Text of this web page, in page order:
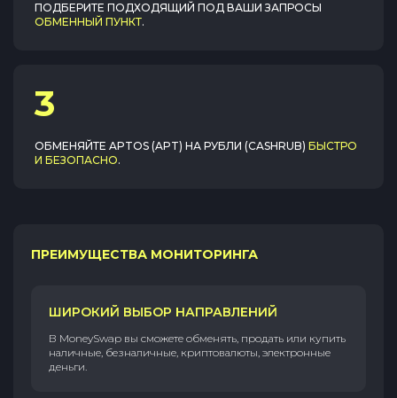
ПОДБЕРИТЕ ПОДХОДЯЩИЙ ПОД ВАШИ ЗАПРОСЫ
ОБМЕННЫЙ ПУНКТ.
3
ОБМЕНЯЙТЕ APTOS (APT) НА РУБЛИ (CASHRUB) БЫСТРО
И БЕЗОПАСНО.
ПРЕИМУЩЕСТВА МОНИТОРИНГА
ШИРОКИЙ ВЫБОР НАПРАВЛЕНИЙ
В MoneySwap вы сможете обменять, продать или купить
наличные, безналичные, криптовалюты, электронные
деньги.